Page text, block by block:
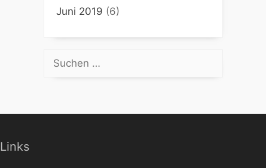
Juni 2019 (6)
Suchen
Links